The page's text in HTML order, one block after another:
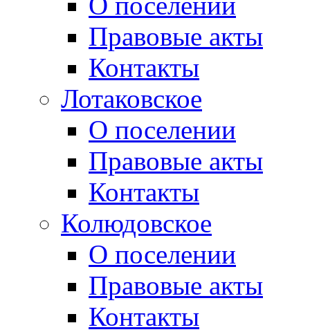
Правовые акты
Контакты
Лотаковское
О поселении
Правовые акты
Контакты
Колюдовское
О поселении
Правовые акты
Контакты